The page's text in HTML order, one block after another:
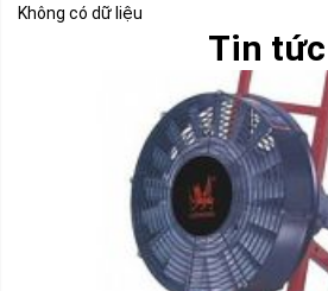
Không có dữ liệu
Tin tức